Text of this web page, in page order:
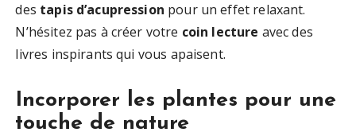
des tapis d’acupression pour un effet relaxant.
N’hésitez pas à créer votre coin lecture avec des
livres inspirants qui vous apaisent.
Incorporer les plantes pour une
touche de nature